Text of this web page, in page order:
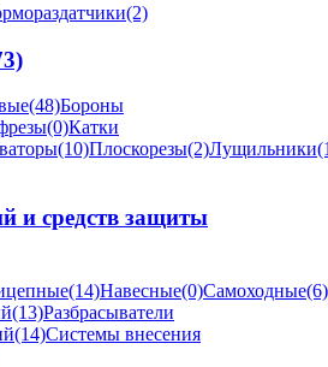
(2)
(48)Бороны
(0)Катки
(10)Плоскорезы(2)Лущильники
и средств защиты
(14)Навесные(0)Самоходные(6)
(13)Разбрасыватели
(14)Системы внесения